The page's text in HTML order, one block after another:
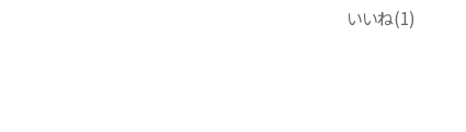
いいね(1)